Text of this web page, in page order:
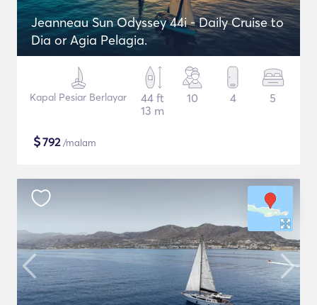
Jeanneau Sun Odyssey 44i - Daily Cruise to
Dia or Agia Pelagia.
Kapal Pesiar Berlayar
44 ft
13 m
10 4 5
$792/malam